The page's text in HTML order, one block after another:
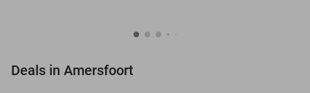
Deals in Amersfoort